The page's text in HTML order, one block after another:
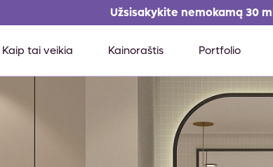
Užsisakykite nemokamą 30
Kaip tai veikia Kainoraštis Portfolio